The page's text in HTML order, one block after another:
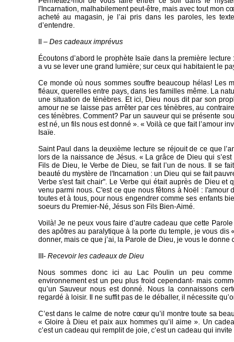
l'Incarnation, malhabilement peut-être, mais avec tout mon
acheté au magasin, je l’ai pris dans les paroles, les
d’entendre.
II – Des cadeaux imprévus
Écoutons d’abord le prophète Isaïe dans la première
a vu se lever une grand lumière; sur ceux qui habitaient le
Ce monde où nous sommes souffre beaucoup hélas! Les
fléaux, querelles entre pays, dans les familles même. La
une situation de ténèbres. Et ici, Dieu nous dit par son
amour ne se laisse pas arrêter par ces ténèbres, au
ces ténèbres. Comment? Par un sauveur qui se présente
est né, un fils nous est donné ». « Voilà ce que fait l’amour
Isaïe.
Saint Paul dans la deuxième lecture se réjouit de ce que
lors de la naissance de Jésus. « La grâce de Dieu qui
Fils de Dieu, le Verbe de Dieu, se fait l’un de nous. Il se
beauté du mystère de l'Incarnation : un Dieu qui se fait
Verbe s'est fait chair". Le Verbe qui était auprès de Dieu
venu parmi nous. C'est ce que nous fêtons à Noël : l'amour
toutes et à tous, pour nous engendrer comme ses enfants
soeurs du Premier-Né, Jésus son Fils Bien-Aimé.
Voilà! Je ne peux vous faire d’autre cadeau que cette
des apôtres au paralytique à la porte du temple, je vous dis
donner, mais ce que j’ai, la Parole de Dieu, je vous le donne
III- Recevoir les cadeaux de Dieu
Nous sommes donc ici au Lac Poulin un peu
environnement est un peu plus froid cependant- mais
qu’un Sauveur nous est donné. Nous la connaissons
regardé à loisir. Il ne suffit pas de le déballer, il nécessite
C’est dans le calme de notre cœur qu’il montre toute sa
« Gloire à Dieu et paix aux hommes qu’il aime ». Un
c’est un cadeau qui remplit de joie, c’est un cadeau qui